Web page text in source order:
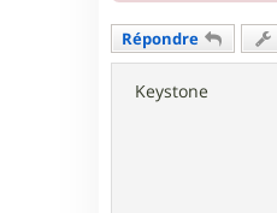
Répondre
Keystone